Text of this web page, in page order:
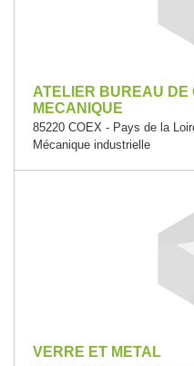
ATELIER BUREAU DE
MECANIQUE
85220 COEX - Pays de la
Mécanique industrielle
VERRE ET METAL